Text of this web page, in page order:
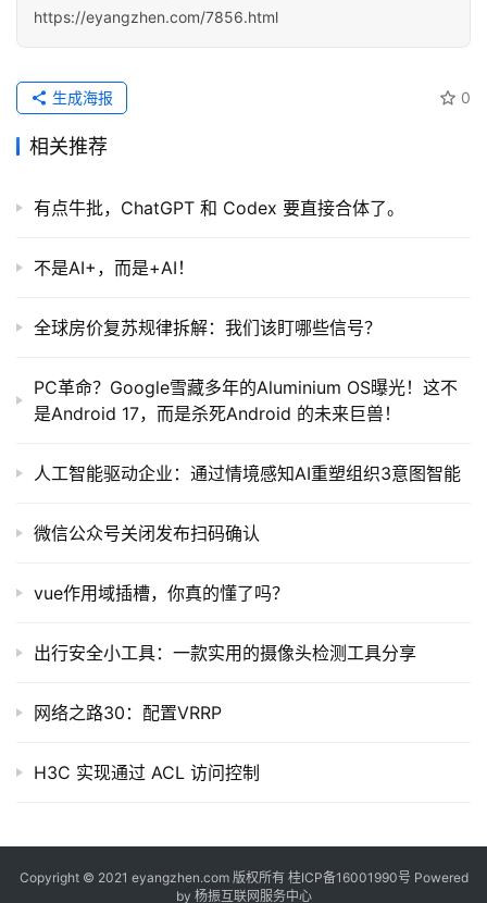
https://eyangzhen.com/7856.html
0
生成海报
相关推荐
有点牛批，ChatGPT 和 Codex 要直接合体了。
不是AI+，而是+AI！
全球房价复苏规律拆解：我们该盯哪些信号？
PC革命？Google雪藏多年的Aluminium OS曝光！这不
是Android 17，而是杀死Android 的未来巨兽！
人工智能驱动企业：通过情境感知AI重塑组织3意图智能
微信公众号关闭发布扫码确认
vue作用域插槽，你真的懂了吗？
出行安全小工具：一款实用的摄像头检测工具分享
网络之路30：配置VRRP
H3C 实现通过 ACL 访问控制
Copyright © 2021 eyangzhen.com 版权所有 桂ICP备16001990号 Powered
by 杨振互联网服务中心